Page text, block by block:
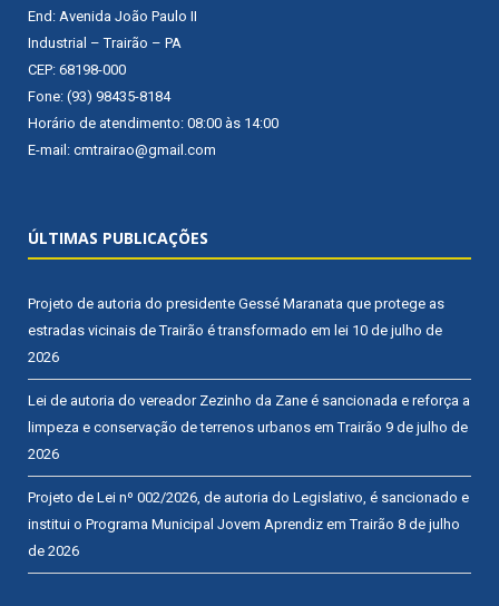
End: Avenida João Paulo II
Industrial – Trairão – PA
CEP: 68198-000
Fone: (93) 98435-8184
Horário de atendimento: 08:00 às 14:00
E-mail: cmtrairao@gmail.com
ÚLTIMAS PUBLICAÇÕES
Projeto de autoria do presidente Gessé Maranata que protege as
estradas vicinais de Trairão é transformado em lei 10 de julho de
2026
Lei de autoria do vereador Zezinho da Zane é sancionada e reforça a
limpeza e conservação de terrenos urbanos em Trairão 9 de julho de
2026
Projeto de Lei nº 002/2026, de autoria do Legislativo, é sancionado e
institui o Programa Municipal Jovem Aprendiz em Trairão 8 de julho
de 2026